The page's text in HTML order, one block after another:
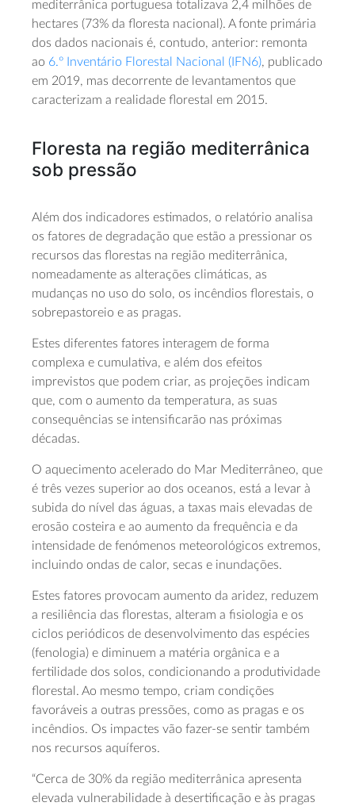
mediterrânica portuguesa totalizava 2,4 milhões de
hectares (73% da floresta nacional). A fonte primária
dos dados nacionais é, contudo, anterior: remonta
ao 6.º Inventário Florestal Nacional (IFN6), publicado
em 2019, mas decorrente de levantamentos que
caracterizam a realidade florestal em 2015.
Floresta na região mediterrânica
sob pressão
Além dos indicadores estimados, o relatório analisa
os fatores de degradação que estão a pressionar os
recursos das florestas na região mediterrânica,
nomeadamente as alterações climáticas, as
mudanças no uso do solo, os incêndios florestais, o
sobrepastoreio e as pragas.
Estes diferentes fatores interagem de forma
complexa e cumulativa, e além dos efeitos
imprevistos que podem criar, as projeções indicam
que, com o aumento da temperatura, as suas
consequências se intensificarão nas próximas
décadas.
O aquecimento acelerado do Mar Mediterrâneo, que
é três vezes superior ao dos oceanos, está a levar à
subida do nível das águas, a taxas mais elevadas de
erosão costeira e ao aumento da frequência e da
intensidade de fenómenos meteorológicos extremos,
incluindo ondas de calor, secas e inundações.
Estes fatores provocam aumento da aridez, reduzem
a resiliência das florestas, alteram a fisiologia e os
ciclos periódicos de desenvolvimento das espécies
(fenologia) e diminuem a matéria orgânica e a
fertilidade dos solos, condicionando a produtividade
florestal. Ao mesmo tempo, criam condições
favoráveis a outras pressões, como as pragas e os
incêndios. Os impactes vão fazer-se sentir também
nos recursos aquíferos.
“Cerca de 30% da região mediterrânica apresenta
elevada vulnerabilidade à desertificação e às pragas